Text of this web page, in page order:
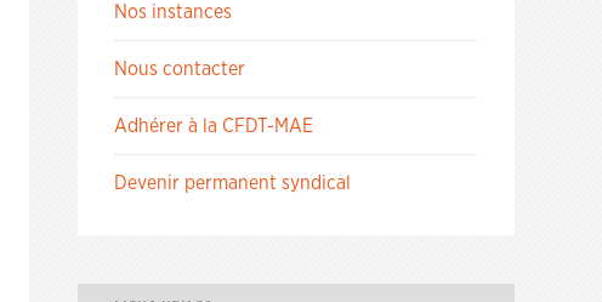
Nos instances
Nous contacter
Adhérer à la CFDT-MAE
Devenir permanent syndical